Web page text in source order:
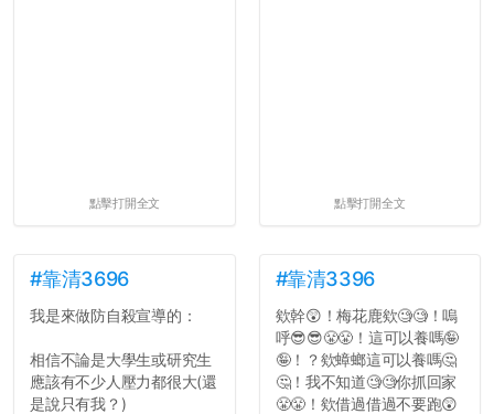
點擊打開全文 點擊打開全文
#靠清3696
我是來做防自殺宣導的：
相信不論是大學生或研究生
應該有不少人壓力都很大(還
是說只有我？)
#靠清3396
欸幹😲！梅花鹿欸🧐🧐！嗚
呼😎😎😤😤！這可以養嗎🤪
🤪！？欸蟑螂這可以養嗎🤔
🤔！我不知道🧐🧐你抓回家
😤😤！欸借過借過不要跑😲